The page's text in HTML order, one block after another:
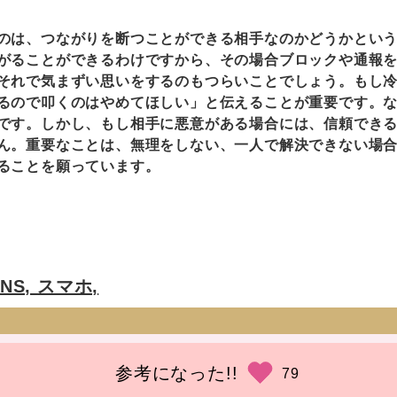
、つながりを断つことができる相手なのかどうかとい
ることができるわけですから、その場合ブロックや通報
れで気まずい思いをするのもつらいことでしょう。もし
ので叩くのはやめてほしい」と伝えることが重要です。
す。しかし、もし相手に悪意がある場合には、信頼でき
。重要なことは、無理をしない、一人で解決できない場
ことを願っています。
スマホ,
参考になった!! 79